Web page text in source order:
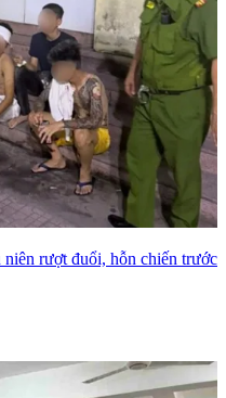
rượt đuổi, hỗn chiến trước